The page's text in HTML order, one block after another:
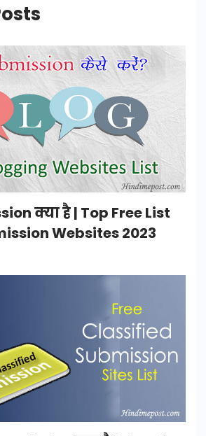
क्या है | Top Free List
Websites 2023